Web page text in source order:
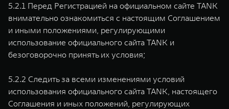
5.2.1 Перед Регистрацией на официальном сайте TANK
внимательно ознакомиться с настоящим Соглашением
и иными положениями, регулирующими
использование официального сайта TANK и
безоговорочно принять их условия;
5.2.2 Следить за всеми изменениями условий
использования официального сайта TANK, настоящего
Соглашения и иных положений, регулирующих